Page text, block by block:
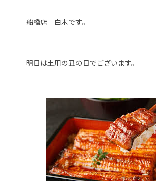
船橋店 白木です。
明日は土用の丑の日でございます。